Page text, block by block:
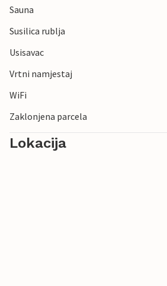
Sauna
Susilica rublja
Usisavac
Vrtni namjestaj
WiFi
Zaklonjena parcela
Lokacija